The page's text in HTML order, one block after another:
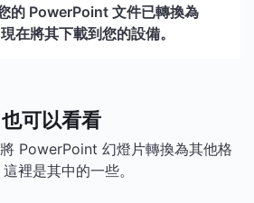
的 PowerPoint 文件已轉換為
在將其下載到您的設備。
也可以看看
PowerPoint 幻燈片轉換為其他格
裡是其中的一些。